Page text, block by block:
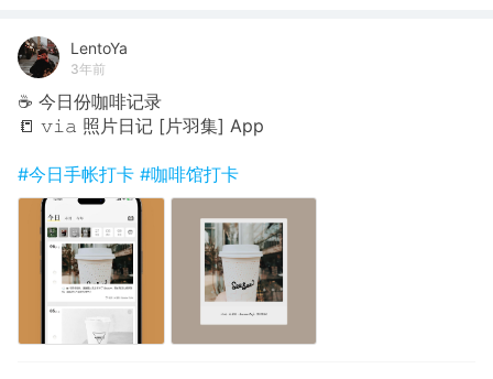
LentoYa
3年前
☕️ 今日份咖啡记录
📒 𝚟𝚒𝚊 照片日记 [片羽集] App
#今日手帐打卡 #咖啡馆打卡